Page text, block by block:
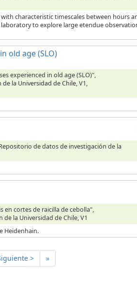
characteristic timescales between hours
to explore large etendue
old age (SLO)
experienced in old age (SLO)",
la Universidad de Chile, V1,
de datos de investigación de la
en cortes de raicilla de cebolla",
la Universidad de Chile, V1
Heidenhain.
> »